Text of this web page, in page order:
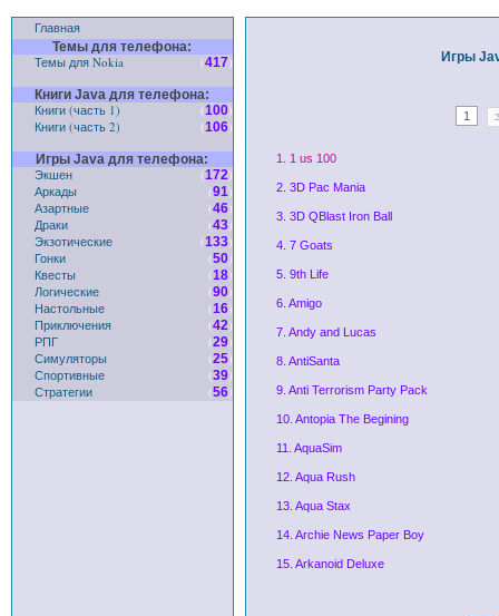
Главная
Темы для телефона:
Темы для Nokia (417)
Книги Java для телефона:
Книги (часть 1) (100)
Книги (часть 2)
(106)
Игры Java для телефона:
Экшен (172)
Аркады
(91)
Азартные
(46)
Драки
(43)
Экзотические
(133)
Гонки
(50)
Квесты
(18)
Логические
(90)
Настольные
(16)
Приключения
(42)
РПГ
(29)
Симуляторы
(25)
Спортивные
(39)
Стратегии
(56)
Игры
1 2
1. 1 us 100
2. 3D Pac Mania
3. 3D QBlast Iron Ball
4. 7 Goats
5. 9th Life
6. Amigo
7. Andy and Lucas
8. AntiSanta
9. Anti Terrorism Party Pack
10. Antopia The Begining
11. AquaSim
12. Aqua Rush
13. Aqua Stax
14. Archie News Paper Boy
15. Arkanoid Deluxe